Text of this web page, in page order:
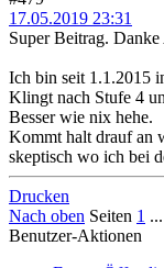
17.05.2019 23:31
Super Beitrag.
Ich bin seit 1.1.2015
Klingt nach Stufe 4
Besser wie nix hehe.
Kommt halt drauf an
skeptisch wo ich bei
Drucken
Nach oben Seiten 1 ...
Benutzer-Aktionen